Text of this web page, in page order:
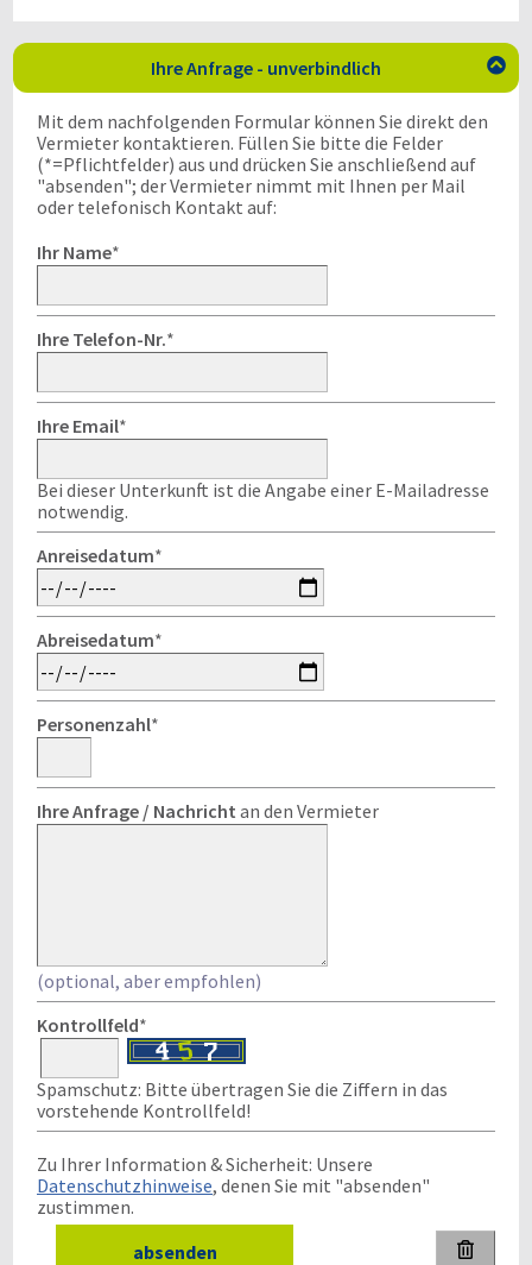
Ihre Anfrage - unverbindlich 
Mit dem nachfolgenden Formular können Sie direkt den
Vermieter kontaktieren. Füllen Sie bitte die Felder
(*=Pflichtfelder) aus und drücken Sie anschließend auf
"absenden"; der Vermieter nimmt mit Ihnen per Mail
oder telefonisch Kontakt auf:
Ihr Name*
Ihre Telefon-Nr.*
Ihre Email*
Bei dieser Unterkunft ist die Angabe einer E-Mailadresse
notwendig.
Anreisedatum*
Abreisedatum*
Personenzahl*
Ihre Anfrage / Nachricht an den Vermieter
(optional, aber empfohlen)
Kontrollfeld*
Spamschutz: Bitte übertragen Sie die Ziffern in das
vorstehende Kontrollfeld!
Zu Ihrer Information & Sicherheit: Unsere
Datenschutzhinweise, denen Sie mit "absenden"
zustimmen.
